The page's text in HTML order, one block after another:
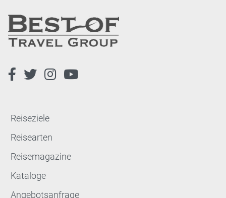
Reiseziele
Reisearten
Reisemagazine
Kataloge
Angebotsanfrage